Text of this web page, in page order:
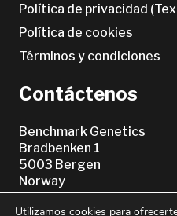
Política de privacidad
Política de cookies
Términos y condiciones
Contáctenos
Benchmark Genetics
Bradbenken 1
5003 Bergen
Norway
+47 553 33 790
Utilizamos cookies para